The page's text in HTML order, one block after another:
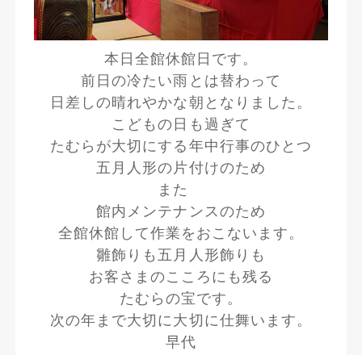
本日全館休館日です。
前日の冷たい雨とは替わって
日差しの晴れやかな朝となりました。
こどもの日も過ぎて
たむらが大切にする年中行事のひとつ
五月人形の片付けのため
また
館内メンテナンスのため
全館休館して作業をおこないます。
雛飾りも五月人形飾りも
お客さまのこころにも残る
たむらの宝です。
次の年まで大切に大切に仕舞います。
早代